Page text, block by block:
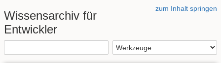
zum Inhalt springen
Wissensarchiv für
Entwickler